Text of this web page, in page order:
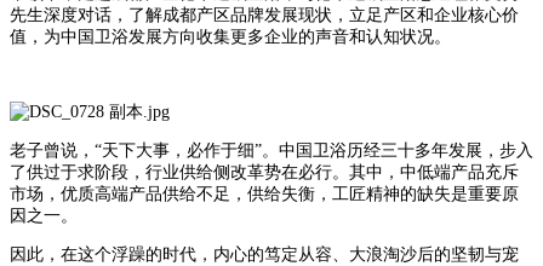
先生深度对话，了解成都产区品牌发展现状，立足产区和企业核心价
值，为中国卫浴发展方向收集更多企业的声音和认知状况。
老子曾说，“天下大事，必作于细”。中国卫浴历经三十多年发展，步入
了供过于求阶段，行业供给侧改革势在必行。其中，中低端产品充斥
市场，优质高端产品供给不足，供给失衡，工匠精神的缺失是重要原
因之一。
因此，在这个浮躁的时代，内心的笃定从容、大浪淘沙后的坚韧与宠